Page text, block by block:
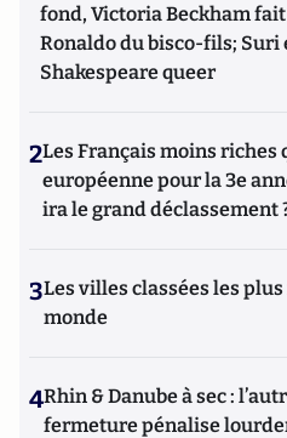
fond, Victoria Beckham
Ronaldo du bisco-fils; Suri
Shakespeare queer
2Les Français moins riches
européenne pour la 3e
ira le grand déclassement
3Les villes classées les
monde
4Rhin & Danube à sec :
fermeture pénalise